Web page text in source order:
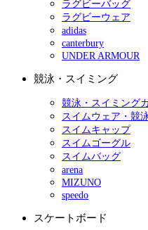
ラグビーバッグ
ラグビーウェア
adidas
canterbury
UNDER ARMOUR
競泳・スイミング
競泳・スイミング
スイムウェア・競
スイムキャップ
スイムゴーグル
スイムバッグ
arena
MIZUNO
speedo
スケートボード